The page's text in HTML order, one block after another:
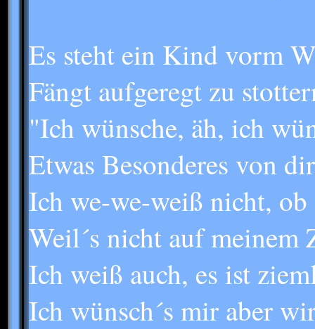
Es steht ein Kind vorm
Fängt aufgeregt zu
"Ich wünsche, äh, ich
Etwas Besonderes von dir
Ich we-we-weiß nicht, ob
Weil´s nicht auf meinem
Ich weiß auch, es ist
Ich wünsch´s mir aber